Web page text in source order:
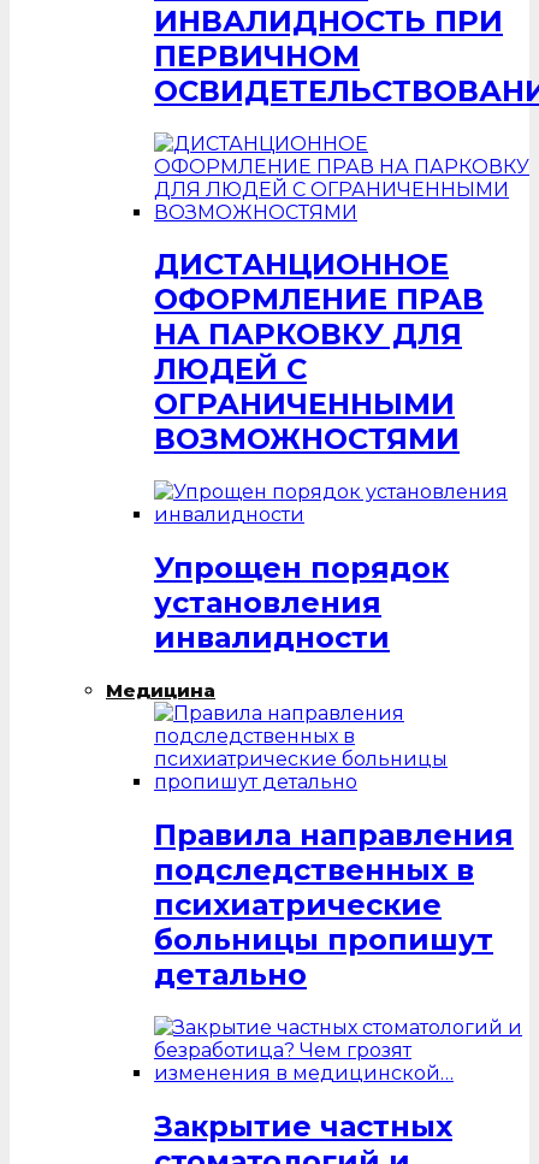
ИНВАЛИДНОСТЬ ПРИ
ПЕРВИЧНОМ
ДИСТАНЦИОННОЕ
ОФОРМЛЕНИЕ ПРАВ
НА ПАРКОВКУ ДЛЯ
ЛЮДЕЙ С
ОГРАНИЧЕННЫМИ
ВОЗМОЖНОСТЯМИ
Упрощен порядок
установления
инвалидности
Медицина
Правила направления
подследственных в
психиатрические
больницы пропишут
детально
Закрытие частных